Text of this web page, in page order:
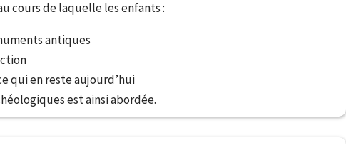
cours de laquelle les enfants :
antiques
qui en reste aujourd’hui
est ainsi abordée.